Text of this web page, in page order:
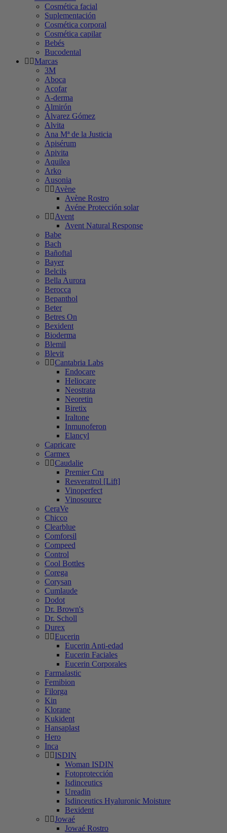
Cosmética facial
Suplementación
Cosmética corporal
Cosmética capilar
Bebés
Bucodental
Marcas
3M
Aboca
Acofar
A-derma
Almirón
Álvarez Gómez
Alvita
Ana Mª de la Justicia
Apisérum
Apivita
Aquilea
Arko
Ausonia
Avène
Avène Rostro
Avéne Protección solar
Avent
Avent Natural Response
Babe
Bach
Bañoftal
Bayer
Belcils
Bella Aurora
Berocca
Bepanthol
Beter
Betres On
Bexident
Bioderma
Blemil
Blevit
Cantabria Labs
Endocare
Heliocare
Neostrata
Neoretin
Biretix
Iraltone
Inmunoferon
Elancyl
Capricare
Carmex
Caudalie
Premier Cru
Resveratrol [Lift]
Vinoperfect
Vinosource
CeraVe
Chicco
Clearblue
Comforsil
Compeed
Control
Cool Bottles
Corega
Corysan
Cumlaude
Dodot
Dr. Brown's
Dr. Scholl
Durex
Eucerin
Eucerin Anti-edad
Eucerin Faciales
Eucerin Corporales
Farmalastic
Femibion
Filorga
Kin
Klorane
Kukident
Hansaplast
Hero
Inca
ISDIN
Woman ISDIN
Fotoprotección
Isdinceutics
Ureadin
Isdinceutics Hyaluronic Moisture
Bexident
Jowaé
Jowaé Rostro